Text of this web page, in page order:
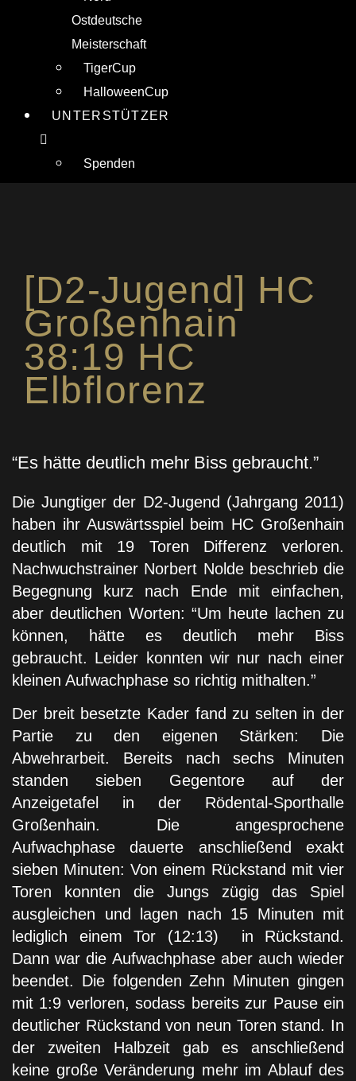
Ostdeutsche
Meisterschaft
TigerCup
HalloweenCup
UNTERSTÜTZER
Spenden
[D2-Jugend] HC
Großenhain
38:19 HC
Elbflorenz
“Es hätte deutlich mehr Biss gebraucht.”
Die Jungtiger der D2-Jugend (Jahrgang 2011)
haben ihr Auswärtsspiel beim HC Großenhain
deutlich mit 19 Toren Differenz verloren.
Nachwuchstrainer Norbert Nolde beschrieb die
Begegnung kurz nach Ende mit einfachen,
aber deutlichen Worten: “Um heute lachen zu
können, hätte es deutlich mehr Biss
gebraucht. Leider konnten wir nur nach einer
kleinen Aufwachphase so richtig mithalten.”
Der breit besetzte Kader fand zu selten in der
Partie zu den eigenen Stärken: Die
Abwehrarbeit. Bereits nach sechs Minuten
standen sieben Gegentore auf der
Anzeigetafel in der Rödental-Sporthalle
Großenhain. Die angesprochene
Aufwachphase dauerte anschließend exakt
sieben Minuten: Von einem Rückstand mit vier
Toren konnten die Jungs zügig das Spiel
ausgleichen und lagen nach 15 Minuten mit
lediglich einem Tor (12:13) in Rückstand.
Dann war die Aufwachphase aber auch wieder
beendet. Die folgenden Zehn Minuten gingen
mit 1:9 verloren, sodass bereits zur Pause ein
deutlicher Rückstand von neun Toren stand. In
der zweiten Halbzeit gab es anschließend
keine große Veränderung mehr im Ablauf des